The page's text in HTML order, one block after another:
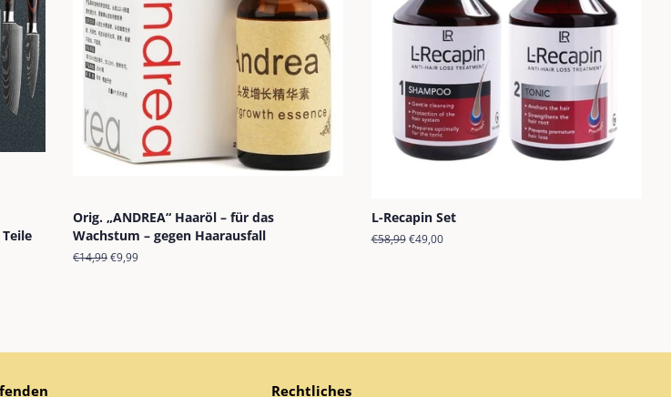
Orig. „ANDREA“ Haaröl – für das
Wachstum – gegen Haarausfall
Normaler
€14,99Sonderpreis
€9,99
L-Recapin Set
Normaler
€58,99 Sonderpreis
€49,00
Rechtliches